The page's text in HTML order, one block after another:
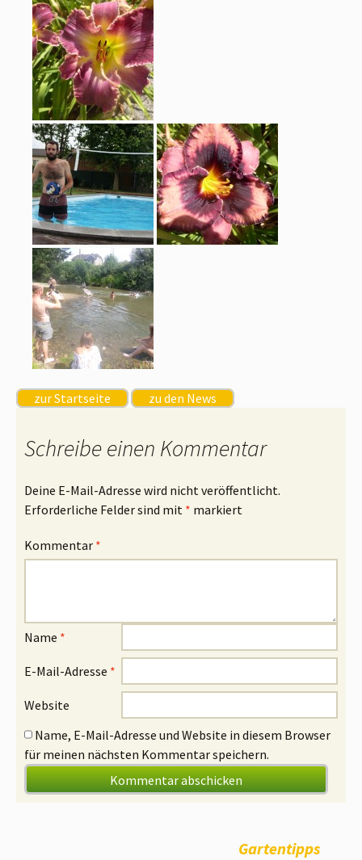
zur Startseite zu den News
Schreibe einen Kommentar
Deine E-Mail-Adresse wird nicht veröffentlicht.
Erforderliche Felder sind mit * markiert
Kommentar *
Name *
E-Mail-Adresse *
Website
Name, E-Mail-Adresse und Website in diesem Browser
für meinen nächsten Kommentar speichern.
Gartentipps